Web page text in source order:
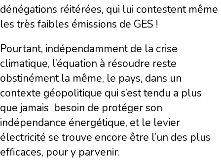
dénégations réitérées, qui lui contestent même
les très faibles émissions de GES !
Pourtant, indépendamment de la crise
climatique, l’équation à résoudre reste
obstinément la même, le pays, dans un
contexte géopolitique qui s’est tendu a plus
que jamais besoin de protéger son
indépendance énergétique, et le levier
électricité se trouve encore être l’un des plus
efficaces, pour y parvenir.